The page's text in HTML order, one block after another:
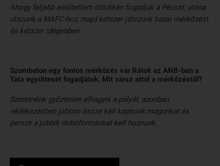
Ahogy feljebb említettem ötödikén fogadjuk a Pécset, utána
utazunk a MAFC-hoz, majd kétszer játszunk hazai mérkőzést
és kétszer idegenben.
Szombaton egy fontos mérkőzés vár Rátok az ANB-ban a
Tata együttesét fogadjátok. Mit vársz attól a mérkőzéstől?
Szeretnénk győztesen elhagyni a pályát, azonban
védekezésben jobban össze kell kapnunk magunkat és
persze a jobbik dobóformánkat kell hoznunk.